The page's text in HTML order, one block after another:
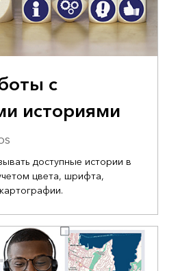
с
историями
доступные истории в
цвета, шрифта,